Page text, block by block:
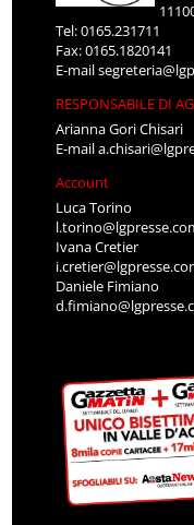
Tel: 0165.231711
Fax: 0165.1820141
E-mail
RESPONSABILE DI
Arianna Gori Chisari
E-mail
Account
Luca Torino
Ivana Cretier
Daniele Fimiano